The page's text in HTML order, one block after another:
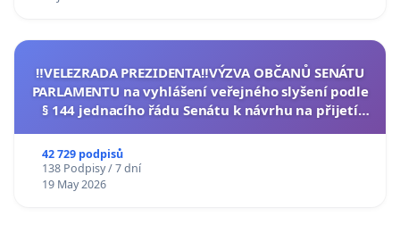
‼️VELEZRADA PREZIDENTA‼️VÝZVA OBČANŮ SENÁTU
PARLAMENTU na vyhlášení veřejného slyšení podle
§ 144 jednacího řádu Senátu k návrhu na přijetí
42 729 podpisů
138 Podpisy / 7 dní
19 May 2026